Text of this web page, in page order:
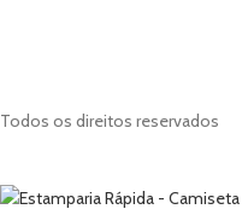
Todos os direitos reservados